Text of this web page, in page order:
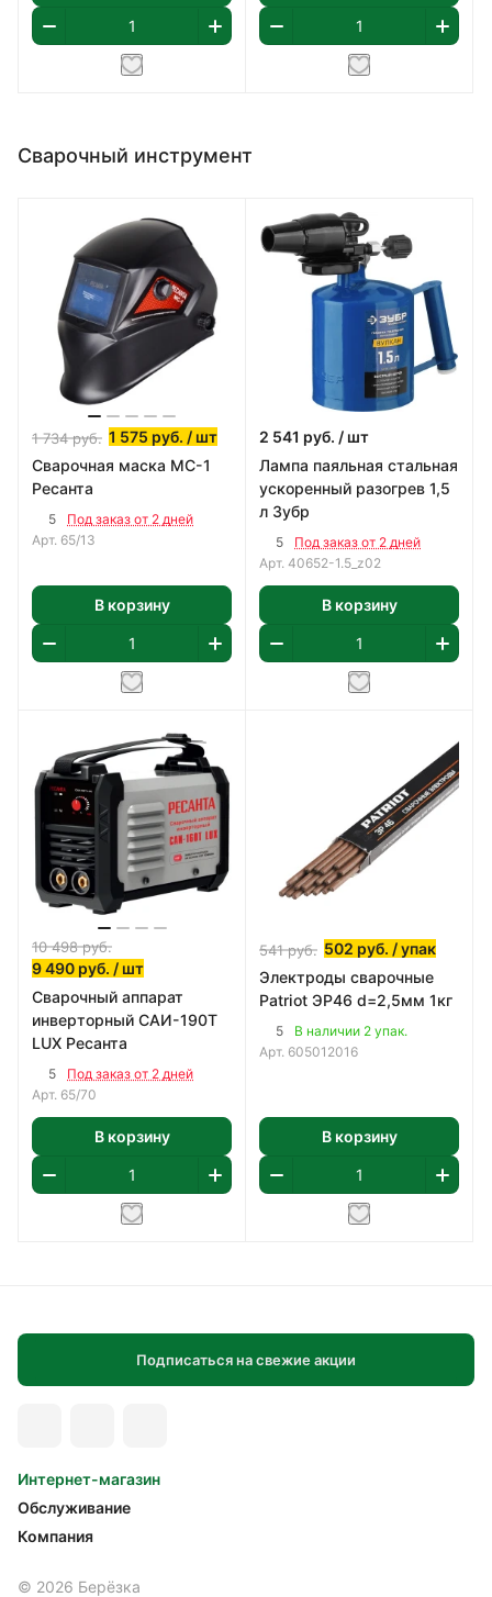
Сварочный инструмент
1 734руб. 1 575 руб. / шт
Сварочная маска МС-1
Ресанта
5
Под заказ от 2 дней
Арт. 65/13
В корзину
2 541 руб. / шт
Лампа паяльная стальная
ускоренный разогрев 1,5
л Зубр
5
Под заказ от 2 дней
Арт. 40652-1.5_z02
В корзину
10 498руб.
9 490 руб. / шт
Сварочный аппарат
инверторный САИ-190Т
LUX Ресанта
5
Под заказ от 2 дней
Арт. 65/70
В корзину
541руб. 502 руб. / упак
Электроды сварочные
Patriot ЭР46 d=2,5мм 1кг
5
В наличии 2 упак.
Арт. 605012016
В корзину
Подписаться на свежие акции
Интернет-магазин
Обслуживание
Компания
© 2026 Берёзка